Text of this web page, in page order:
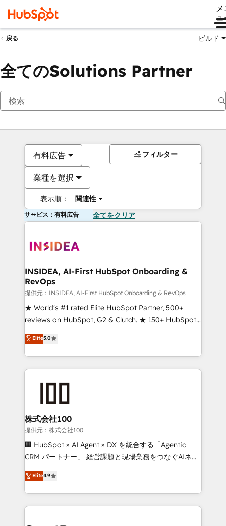
ュ
戻る ビルド
全てのSolutions Partner
有料広告
業種を選択
表示順： 関連性
フィルター
サービス：有料広告 全てをクリア
INSIDEA, AI-First HubSpot Onboarding &
RevOps
提供元：INSIDEA, AI-First HubSpot Onboarding & RevOps
★ World's #1 rated Elite HubSpot Partner, 500+
reviews on HubSpot, G2 & Clutch. ★ 150+ HubSpot
Certified Experts & Trainers across the team ★
1,500+ implementations across five continents ★ AI-
First, RevOps-led, Onboarding obsessed ★
Company of the Year 2024/25 INSIDEA helps
and build AI-powered workflows that drive adoption
from week one, in your time zone. What we do ➤
Onboarding: Live in weeks, with workflows built
around your business, not a template. ➤ Migration:
Move from any legacy CRM. Zero downtime, full data
run your revenue process. Sales, marketing, and
service wired together. ➤ AI and Integrations: Layer
Elite5.0
株式会社100
提供元：株式会社100
🏢 HubSpot × AI Agent × DX を統合する「Agentic
CRM パートナー」 経営課題と現場業務をつなぐAIネイ
ティブ・エージェンシーとして、HubSpot Eliteの実装
力で顧客フロント業務を再設計します。 💡 100inc は何
をする会社か？ HubSpotを共通基盤に、AIエージェン
トを組み込んだ顧客フロント業務（マーケティング・営
Elite4.9